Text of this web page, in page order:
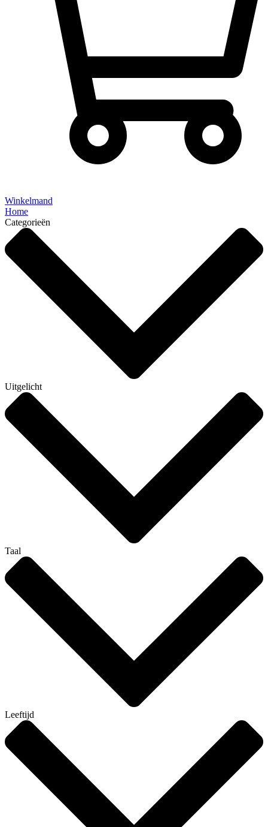
Winkelmand
Home
Categorieën
Uitgelicht
Taal
Leeftijd